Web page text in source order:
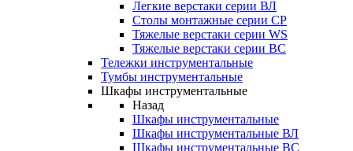
Легкие верстаки серии ВЛ
Столы монтажные серии СР
Тяжелые верстаки серии WS
Тяжелые верстаки серии ВС
Тележки инструментальные
Тумбы инструментальные
Шкафы инструментальные
Назад
Шкафы инструментальные
Шкафы инструментальные ВЛ
Шкафы инструментальные ВС